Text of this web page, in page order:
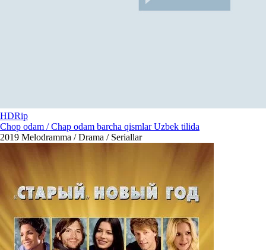
HDRip
Chop odam / Chap odam barcha qismlar Uzbek tilida
2019 Melodramma / Drama / Seriallar